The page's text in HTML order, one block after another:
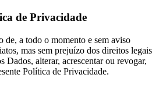
de Privacidade
de, a todo o momento e sem aviso
mas sem prejuízo dos direitos legais
Dados, alterar, acrescentar ou revogar,
Política de Privacidade.